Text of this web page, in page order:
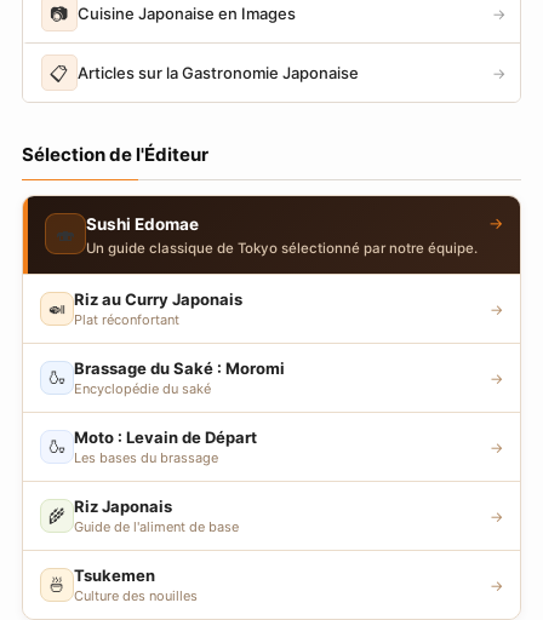
📷 Cuisine Japonaise en Images →
📋 Articles sur la Gastronomie Japonaise →
Sélection de l'Éditeur
🍣 Sushi Edomae
Un guide classique de Tokyo sélectionné par notre équipe.
→
🍛 Riz au Curry Japonais
Plat réconfortant
→
🍶 Brassage du Saké : Moromi
Encyclopédie du saké
→
🍶 Moto : Levain de Départ
Les bases du brassage
→
🌾 Riz Japonais
Guide de l'aliment de base
→
🍜 Tsukemen
Culture des nouilles
→